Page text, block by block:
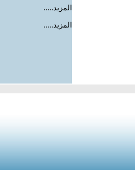
المزيد.....
المزيد.....